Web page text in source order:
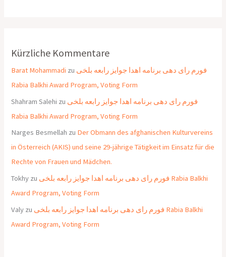
Kürzliche Kommentare
Barat Mohammadi zu فورم رای دهی برنامه اهدا جوایز رابعه بلخی
Rabia Balkhi Award Program, Voting Form
Shahram Salehi zu فورم رای دهی برنامه اهدا جوایز رابعه بلخی
Rabia Balkhi Award Program, Voting Form
Narges Besmellah zu Der Obmann des afghanischen Kulturvereins
in Österreich (AKIS) und seine 29-jährige Tätigkeit im Einsatz für die
Rechte von Frauen und Mädchen.
Tokhy zu فورم رای دهی برنامه اهدا جوایز رابعه بلخی Rabia Balkhi
Award Program, Voting Form
Valy zu فورم رای دهی برنامه اهدا جوایز رابعه بلخی Rabia Balkhi
Award Program, Voting Form